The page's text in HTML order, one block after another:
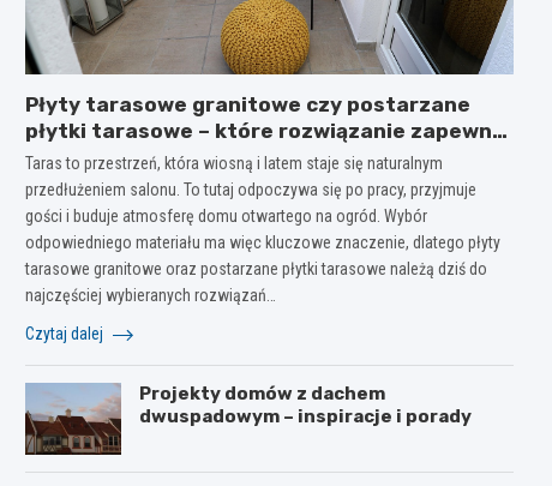
Płyty tarasowe granitowe czy postarzane
płytki tarasowe – które rozwiązanie zapewni
styl i trwałość na lata?
Taras to przestrzeń, która wiosną i latem staje się naturalnym
przedłużeniem salonu. To tutaj odpoczywa się po pracy, przyjmuje
gości i buduje atmosferę domu otwartego na ogród. Wybór
odpowiedniego materiału ma więc kluczowe znaczenie, dlatego płyty
tarasowe granitowe oraz postarzane płytki tarasowe należą dziś do
najczęściej wybieranych rozwiązań…
Czytaj dalej
Projekty domów z dachem
dwuspadowym – inspiracje i porady